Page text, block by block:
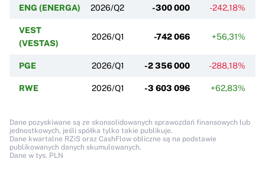
ENG (ENERGA) 2026/Q2 -300 000 -242,18%
VEST
(VESTAS)
2026/Q1 -742 066 +56,31%
PGE 2026/Q1 -2 356 000 -288,18%
RWE 2026/Q1 -3 603 096 +62,83%
Dane pozyskiwane są ze skonsolidowanych sprawozdań finansowych lub
jednostkowych, jeśli spółka tylko takie publikuje.
Dane kwartalne RZiS oraz CashFlow obliczne są na podstawie
publikowanych danych skumulowanych.
Dane w tys. PLN